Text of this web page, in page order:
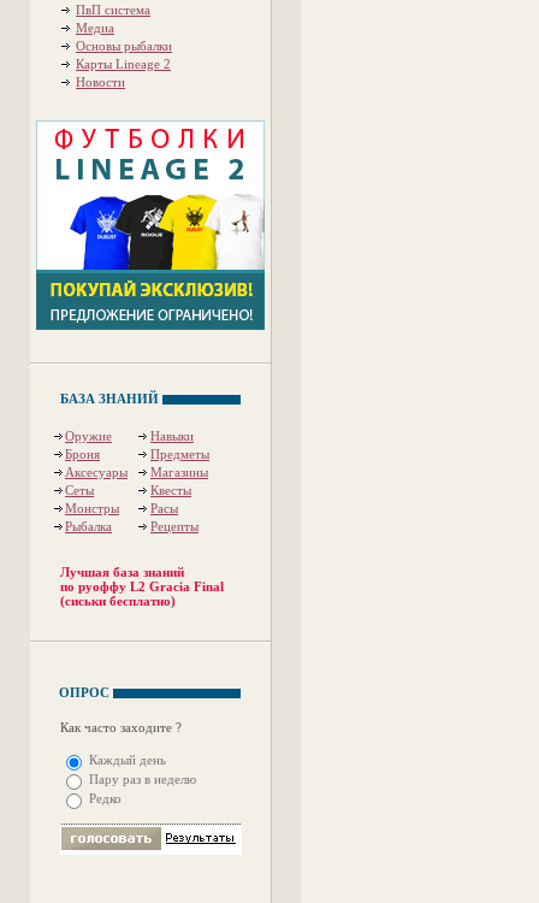
ПвП система
Медиа
Основы рыбалки
Карты Lineage 2
Новости
БАЗА ЗНАНИЙ
Оружие
Навыки
Броня
Предметы
Аксесуары
Магазины
Сеты
Квесты
Монстры
Расы
Рыбалка
Рецепты
Лучшая база знаний
по руоффу L2 Gracia Final
(сиськи бесплатно)
ОПРОС
Как часто заходите ?
Каждый день
Пару раз в неделю
Редко